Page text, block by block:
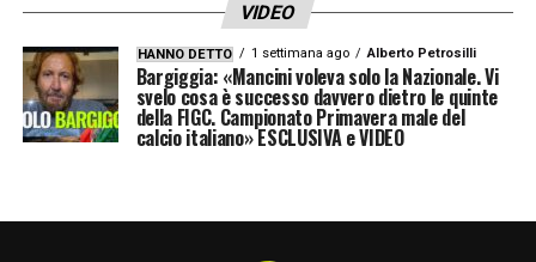
VIDEO
HANNO DETTO 1 settimana ago Alberto Petrosilli
Bargiggia: «Mancini voleva solo la Nazionale. Vi
svelo cosa è successo davvero dietro le quinte
della FIGC. Campionato Primavera male del
calcio italiano» ESCLUSIVA e VIDEO